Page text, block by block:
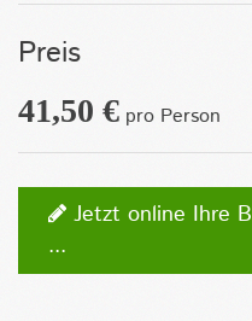
Preis
41,50 € pro Person
Jetzt online Ihre
...